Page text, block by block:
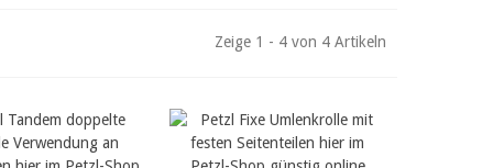
Zeige 1 - 4 von 4 Artikeln